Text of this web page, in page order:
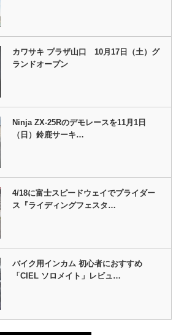
カワサキ プラザ山口 10月17日（土）グ
ランドオープン
Ninja ZX-25Rのデモレースを11月1日
（日）鈴鹿サーキ…
4/18に富士スピードウェイでプライダー
ス『ライディングフェスタ…
バイク用インカム 初心者におすすめ
「CIEL ソロメイト」レビュ…